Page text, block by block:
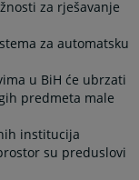
za rješavanje
za automatsku
u BiH će ubrzati
predmeta male
institucija
su preduslovi